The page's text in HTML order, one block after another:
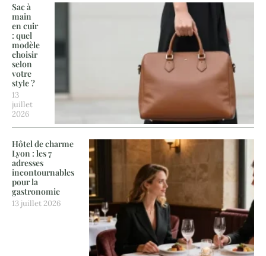
Sac à
main
en cuir
: quel
modèle
choisir
selon
votre
style ?
13
juillet
2026
Hôtel de charme
Lyon : les 7
adresses
incontournables
pour la
gastronomie
13 juillet 2026